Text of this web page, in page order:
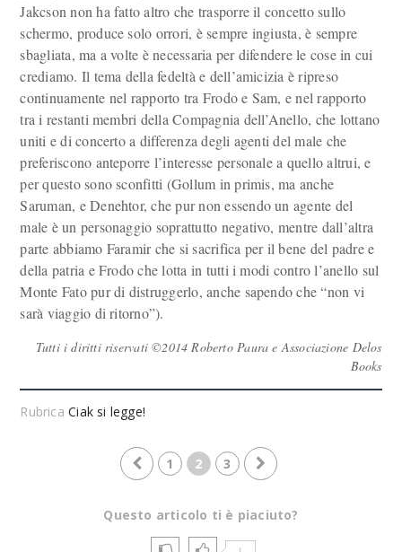
Jakcson non ha fatto altro che trasporre il concetto sullo
schermo, produce solo orrori, è sempre ingiusta, è sempre
sbagliata, ma a volte è necessaria per difendere le cose in cui
crediamo. Il tema della fedeltà e dell’amicizia è ripreso
continuamente nel rapporto tra Frodo e Sam, e nel rapporto
tra i restanti membri della Compagnia dell’Anello, che lottano
uniti e di concerto a differenza degli agenti del male che
preferiscono anteporre l’interesse personale a quello altrui, e
per questo sono sconfitti (Gollum in primis, ma anche
Saruman, e Denehtor, che pur non essendo un agente del
male è un personaggio soprattutto negativo, mentre dall’altra
parte abbiamo Faramir che si sacrifica per il bene del padre e
della patria e Frodo che lotta in tutti i modi contro l’anello sul
Monte Fato pur di distruggerlo, anche sapendo che “non vi
sarà viaggio di ritorno”).
Tutti i diritti riservati ©2014 Roberto Paura e Associazione Delos
Books
RubricaCiak si legge!
1 2 3
Questo articolo ti è piaciuto?